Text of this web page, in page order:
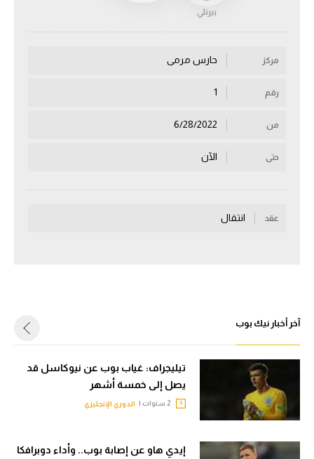
الكرة الأوروبية
الكرة الإفريقية
القسم الثاني
كرة يد
كرة طائرة
الوطن العربي
في المونديال
بيرنلي
مركز حارس مرمى
رقم
من
حتى الآن
عقد انتقال
آخر أخبار نيك بوب
تيليجراف: غياب بوب عن نيوكاسل قد
يصل إلى خمسة أشهر
الدوري الإنجليزي
إيدي هاو عن إصابة بوب.. وأداء دوبرافكا